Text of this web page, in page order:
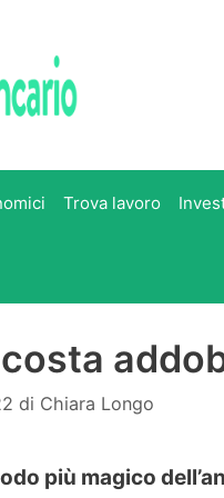
Trova lavoro
di Chiara Longo
più magico